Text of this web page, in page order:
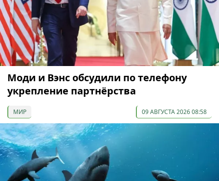
Моди и Вэнс обсудили по телефону
укрепление партнёрства
МИР 09 АВГУСТА 2026 08:58